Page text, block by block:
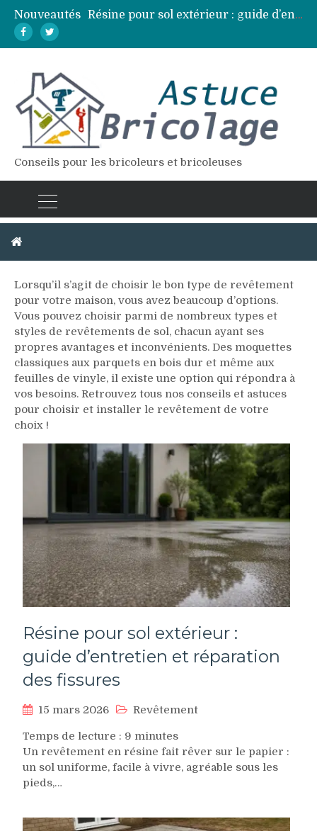
Nouveautés
Résine pour sol extérieur : guide d’entretien et réparation des fissures
Pose d’une dalle béton : 7 erreurs à éviter pour un résultat durable
Conseils pour les bricoleurs et bricoleuses
Revêtement
Lorsqu’il s’agit de choisir le bon type de revêtement
pour votre maison, vous avez beaucoup d’options.
Vous pouvez choisir parmi de nombreux types et
styles de revêtements de sol, chacun ayant ses
propres avantages et inconvénients. Des moquettes
classiques aux parquets en bois dur et même aux
feuilles de vinyle, il existe une option qui répondra à
vos besoins. Retrouvez tous nos conseils et astuces
pour choisir et installer le revêtement de votre
choix !
Résine pour sol extérieur :
guide d’entretien et réparation
des fissures
15 mars 2026 Revêtement
Temps de lecture : 9 minutes
Un revêtement en résine fait rêver sur le papier :
un sol uniforme, facile à vivre, agréable sous les
pieds,…